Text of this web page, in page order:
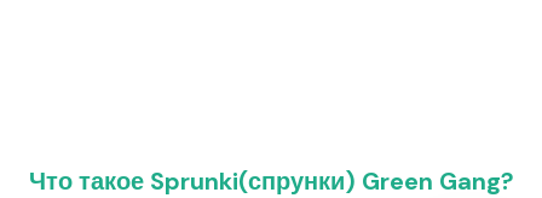
Что такое Sprunki(спрунки) Green Gang?